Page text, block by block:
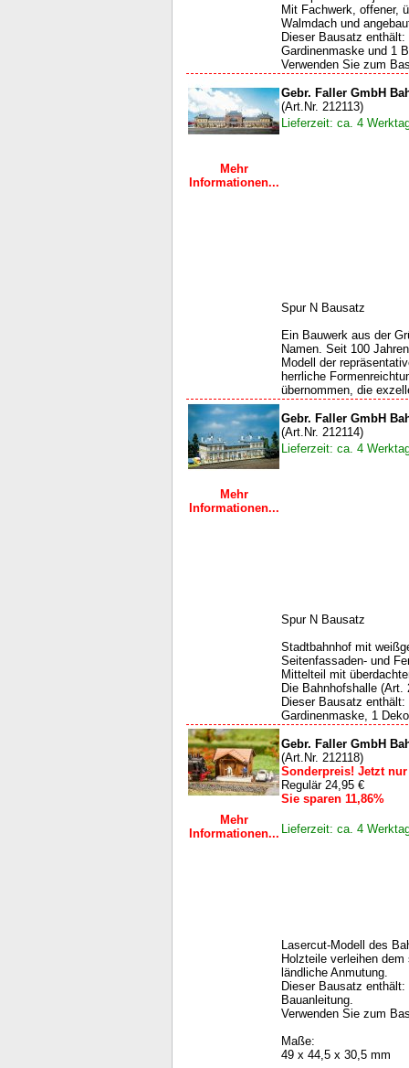
Mit Fachwerk, offener,
Walmdach und
Dieser Bausatz
Gardinenmaske und 1
Verwenden Sie zum
Mehr
Informationen...
Gebr. Faller GmbH
(Art.Nr. 212113)
Lieferzeit: ca. 4
Spur N Bausatz
Ein Bauwerk aus der
Namen. Seit 100
Modell der
herrliche
übernommen, die
Mehr
Informationen...
Gebr. Faller GmbH
(Art.Nr. 212114)
Lieferzeit: ca. 4
Spur N Bausatz
Stadtbahnhof mit
Seitenfassaden- und
Mittelteil mit
Die Bahnhofshalle (Art.
Dieser Bausatz
Gardinenmaske, 1
Mehr
Informationen...
Gebr. Faller GmbH
(Art.Nr. 212118)
Sonderpreis! Jetzt nur
Regulär 24,95 €
Sie sparen 11,86%
Lieferzeit: ca. 4
Lasercut-Modell des
Holzteile verleihen
ländliche Anmutung.
Dieser Bausatz
Bauanleitung.
Verwenden Sie zum
Maße:
49 x 44,5 x 30,5 mm